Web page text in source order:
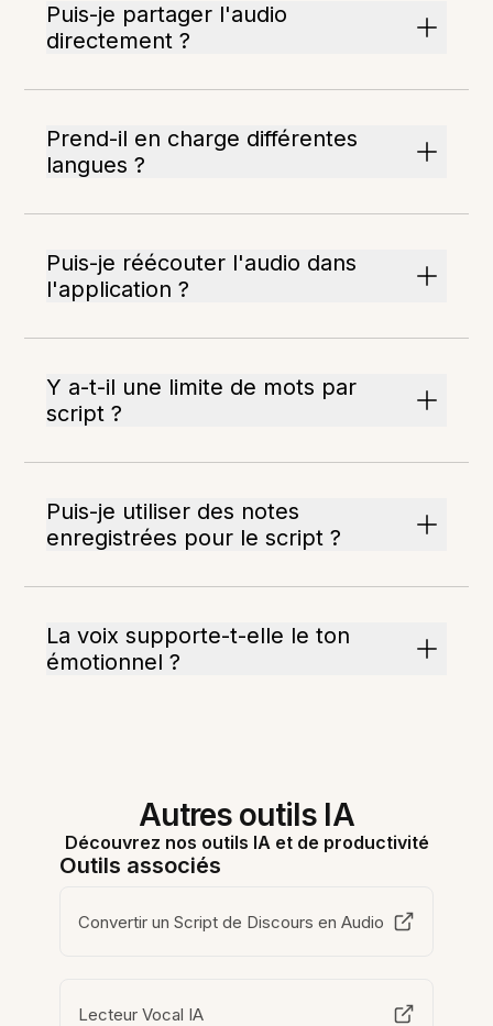
Puis-je partager l'audio
directement ?
Prend-il en charge différentes
langues ?
Puis-je réécouter l'audio dans
l'application ?
Y a-t-il une limite de mots par
script ?
Puis-je utiliser des notes
enregistrées pour le script ?
La voix supporte-t-elle le ton
émotionnel ?
Autres outils IA
Découvrez nos outils IA et de productivité
Outils associés
Convertir un Script de Discours en Audio
Lecteur Vocal IA